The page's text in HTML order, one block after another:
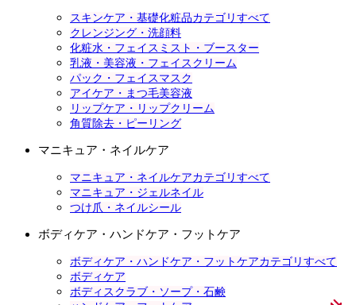
スキンケア・基礎化粧品カテゴリすべて
クレンジング・洗顔料
化粧水・フェイスミスト・ブースター
乳液・美容液・フェイスクリーム
パック・フェイスマスク
アイケア・まつ毛美容液
リップケア・リップクリーム
角質除去・ピーリング
マニキュア・ネイルケア
マニキュア・ネイルケアカテゴリすべて
マニキュア・ジェルネイル
つけ爪・ネイルシール
ボディケア・ハンドケア・フットケア
ボディケア・ハンドケア・フットケアカテゴリすべて
ボディケア
ボディスクラブ・ソープ・石鹸